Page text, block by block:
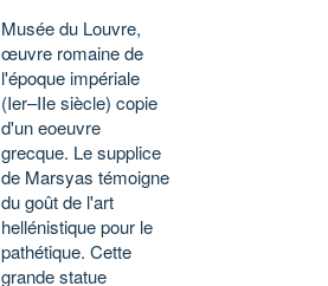
Musée du Louvre,
œuvre romaine de
l'époque impériale
(Ier–IIe siècle) copie
d'un eoeuvre
grecque. Le supplice
de Marsyas témoigne
du goût de l'art
hellénistique pour le
pathétique. Cette
grande statue